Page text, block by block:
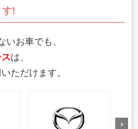
!
お車でも、
は、
ただけます。